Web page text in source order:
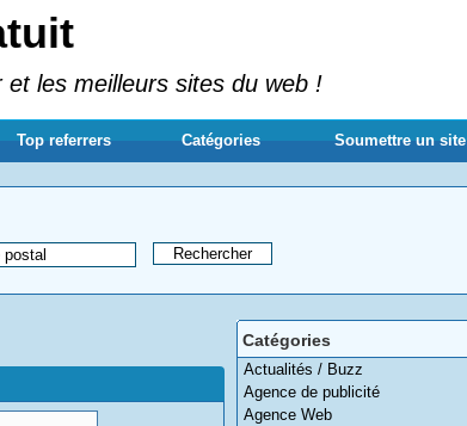
les meilleurs sites du web !
Top referrers Catégories Soumettre un site
Catégories
Actualités / Buzz
Agence de publicité
Agence Web